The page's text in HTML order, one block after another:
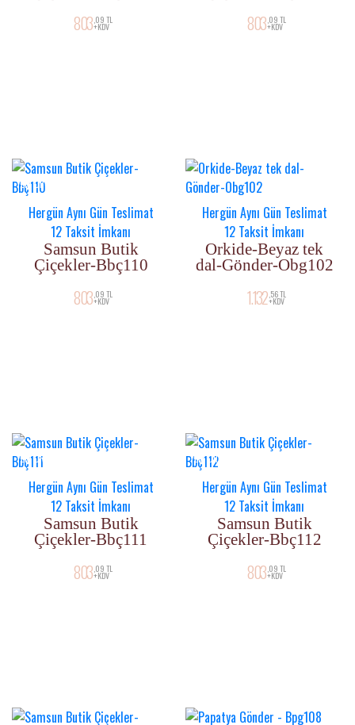
803 ,09 TL
+KDV 803 ,09 TL
+KDV
YENI ÜRÜN
Hergün Aynı Gün Teslimat
12 Taksit İmkanı
Samsun Butik
Çiçekler-Bbç110
803 ,09 TL
+KDV
Hergün Aynı Gün Teslimat
12 Taksit İmkanı
Orkide-Beyaz tek
dal-Gönder-Obg102
1.132 ,56 TL
+KDV
YENI ÜRÜN
Hergün Aynı Gün Teslimat
12 Taksit İmkanı
Samsun Butik
Çiçekler-Bbç111
803 ,09 TL
+KDV
YENI ÜRÜN
Hergün Aynı Gün Teslimat
12 Taksit İmkanı
Samsun Butik
Çiçekler-Bbç112
803 ,09 TL
+KDV